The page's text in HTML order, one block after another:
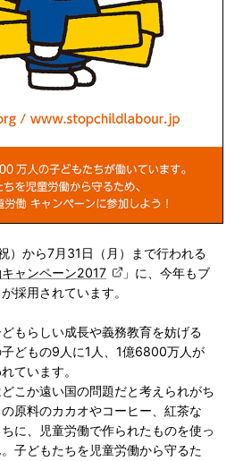
）から7月31日（月）まで行われる
ャンペーン2017
」に、今年もブ
採用されています。
もらしい成長や義務教育を妨げる
子どもの9人に1人、1億6800万人が
ています。
こか遠い国の問題だと考えられがち
原料のカカオやコーヒー、紅茶な
に、児童労働で作られたものを使っ
子どもたちを児童労働から守るた